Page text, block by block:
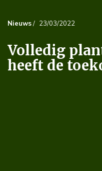
Nieuws/ 23/03/2022
Volledig
heeft de